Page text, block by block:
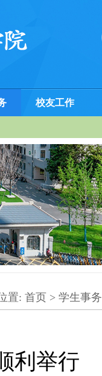
校友工作
置: 首页 > 学生事务
利举行